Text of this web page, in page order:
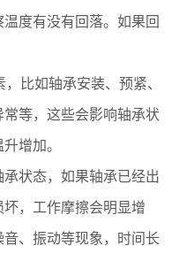
度有没有回落。如果回
比如轴承安装、预紧、
等，这些会影响轴承状
增加。
状态，如果轴承已经出
，工作摩擦会明显增
、振动等现象，时间长